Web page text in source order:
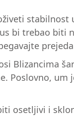
bi trebao biti
Blizancima
Poslovno, um
osetljivi i